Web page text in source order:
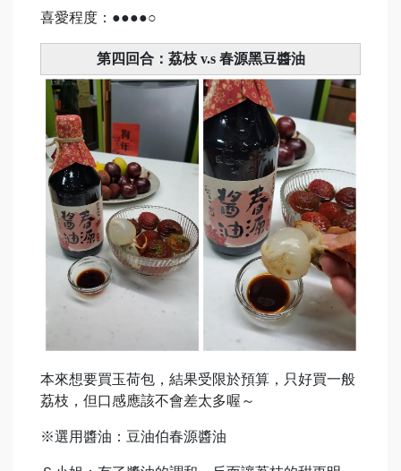
喜愛程度：●●●●○
第四回合：荔枝 v.s 春源黑豆醬油
本來想要買玉荷包，結果受限於預算，只好買一般
荔枝，但口感應該不會差太多喔～
※選用醬油：豆油伯春源醬油